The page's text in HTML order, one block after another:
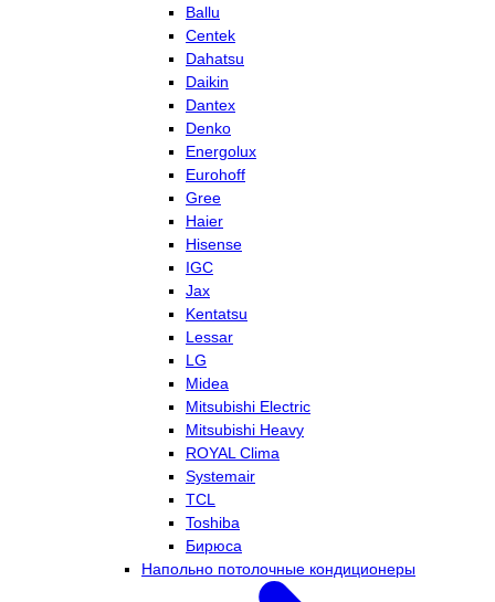
Ballu
Centek
Dahatsu
Daikin
Dantex
Denko
Energolux
Eurohoff
Gree
Haier
Hisense
IGC
Jax
Kentatsu
Lessar
LG
Midea
Mitsubishi Electric
Mitsubishi Heavy
ROYAL Clima
Systemair
TCL
Toshiba
Бирюса
Напольно потолочные кондиционеры